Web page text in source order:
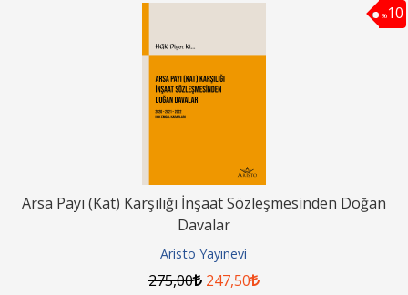
%10
Arsa Payı (Kat) Karşılığı İnşaat Sözleşmesinden Doğan
Davalar
Aristo Yayınevi
275,00 247,50